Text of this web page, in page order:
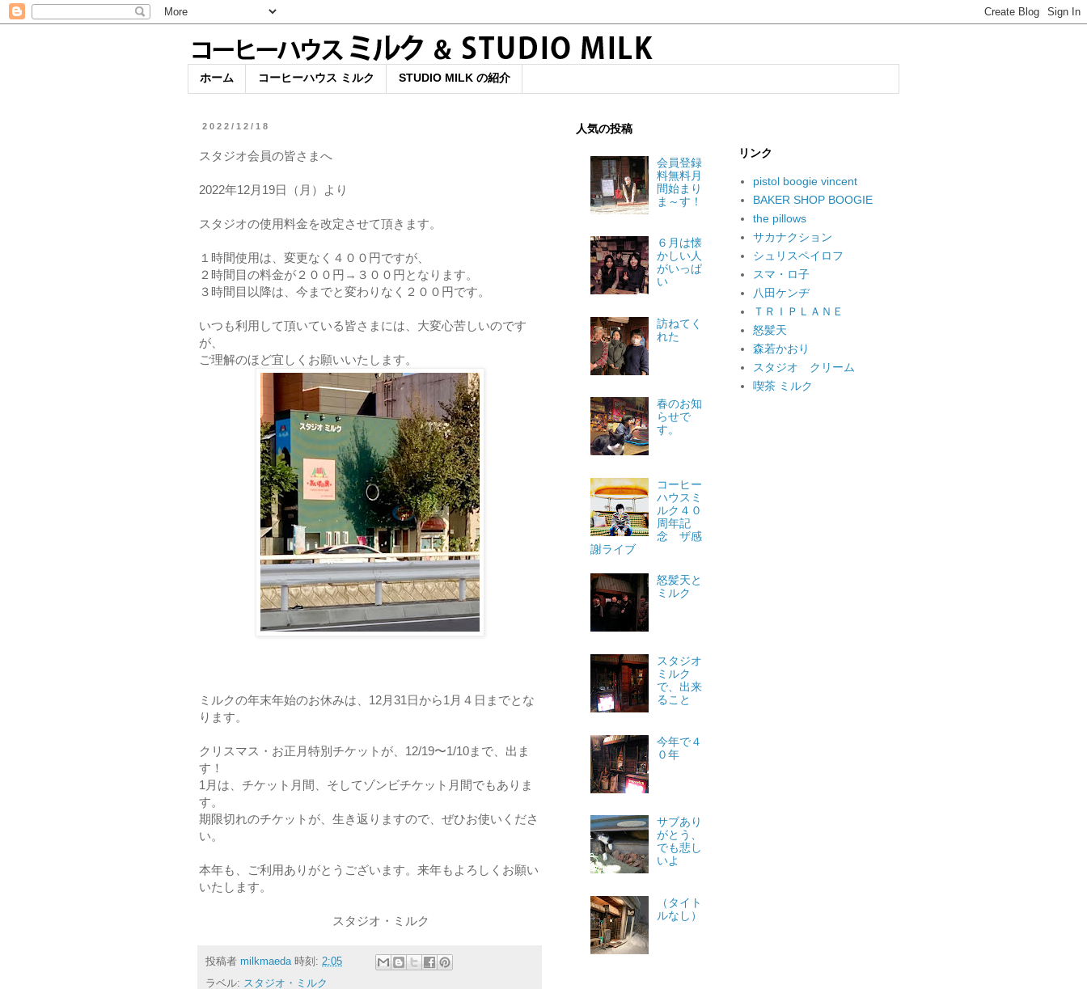
ホーム コーヒーハウス ミルク STUDIO MILK の紹介
2022/12/18
スタジオ会員の皆さまへ
2022年12月19日（月）より
スタジオの使用料金を改定させて頂きます。
１時間使用は、変更なく４００円ですが、
２時間目の料金が２００円→３００円となります。
３時間目以降は、今までと変わりなく２００円です。
いつも利用して頂いている皆さまには、大変心苦しいのです
が、
ご理解のほど宜しくお願いいたします。
ミルクの年末年始のお休みは、12月31日から1月４日までとな
ります。
クリスマス・お正月特別チケットが、12/19〜1/10まで、出ま
す！
1月は、チケット月間、そしてゾンビチケット月間でもありま
す。
期限切れのチケットが、生き返りますので、ぜひお使いくださ
い。
本年も、ご利用ありがとうございます。来年もよろしくお願い
いたします。
スタジオ・ミルク
投稿者 milkmaeda 時刻: 2:05
ラベル: スタジオ・ミルク
人気の投稿
会員登録
料無料月
間始まり
ま～す！
６月は懐
かしい人
がいっぱ
い
訪ねてく
れた
春のお知
らせで
す。
コーヒー
ハウスミ
ルク４０
周年記
念 ザ感
謝ライブ
怒髪天と
ミルク
スタジオ
ミルク
で、出来
ること
今年で４
０年
サブあり
がとう、
でも悲し
いよ
（タイト
ルなし）
リンク
pistol boogie vincent
BAKER SHOP BOOGIE
the pillows
サカナクション
シュリスペイロフ
スマ・ロ子
八田ケンヂ
ＴＲＩＰＬＡＮＥ
怒髪天
森若かおり
スタジオ クリーム
喫茶 ミルク